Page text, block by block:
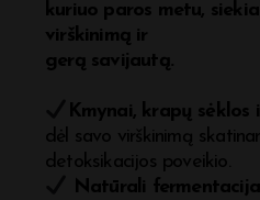
kuriuo paros metu,
virškinimą ir
gerą savijautą.
Kmynai, krapų sėklos
dėl savo virškinimą
detoksikacijos poveikio.
Natūrali fermentacija